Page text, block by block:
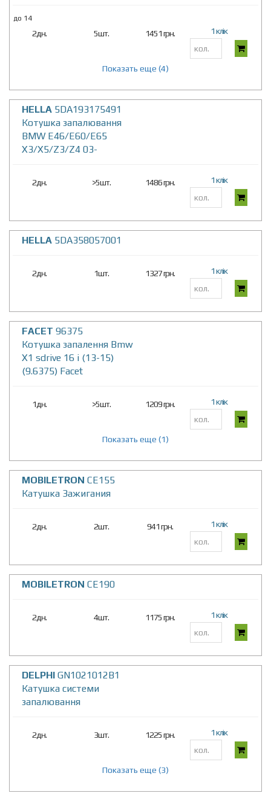
до 14
2дн. 5шт. 1451 грн. 1 клік
Показать еще (4)
HELLA 5DA193175491
Котушка запалювання
BMW E46/E60/E65
X3/X5/Z3/Z4 03-
2дн. >5шт. 1486 грн. 1 клік
HELLA 5DA358057001
2дн. 1шт. 1327 грн. 1 клік
FACET 96375
Котушка запалення Bmw
X1 sdrive 16 i (13-15)
(9.6375) Facet
1дн. >5шт. 1209 грн. 1 клік
Показать еще (1)
MOBILETRON CE155
Катушка Зажигания
2дн. 2шт. 941 грн. 1 клік
MOBILETRON CE190
2дн. 4шт. 1175 грн. 1 клік
DELPHI GN1021012B1
Катушка системи
запалювання
2дн. 3шт. 1225 грн. 1 клік
Показать еще (3)